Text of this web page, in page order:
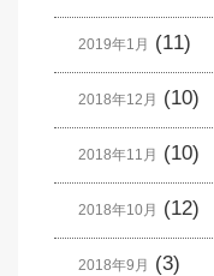
2019年1月 (11)
2018年12月 (10)
2018年11月 (10)
2018年10月 (12)
2018年9月 (3)